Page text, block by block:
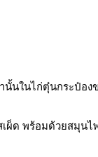
นในไก่ตุ๋นกระป๋
ด พร้อมด้วยสมุน